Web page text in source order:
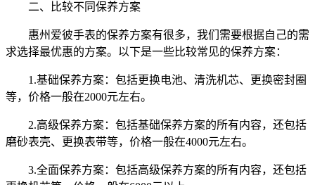
二、比较不同保养方案
惠州爱彼手表的保养方案有很多，我们需要根据自己的需
求选择最优惠的方案。以下是一些比较常见的保养方案：
1.基础保养方案：包括更换电池、清洗机芯、更换密封圈
等，价格一般在2000元左右。
2.高级保养方案：包括基础保养方案的所有内容，还包括
磨砂表壳、更换表带等，价格一般在4000元左右。
3.全面保养方案：包括高级保养方案的所有内容，还包括